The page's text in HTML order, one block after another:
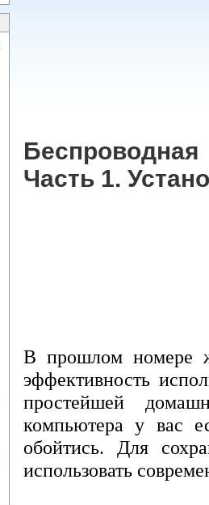
Часть 1.
В прошлом номере
эффективность
простейшей
компьютера у вас
обойтись. Для
использовать